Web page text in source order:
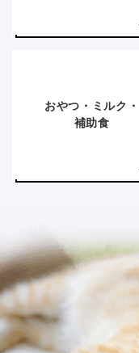
おやつ・ミルク・
補助食